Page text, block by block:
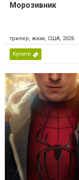
Морозивник
трилер, жахи, США, 2026
Купити